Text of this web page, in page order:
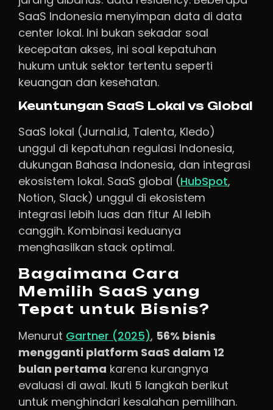
SaaS Indonesia menyimpan data di data
center lokal. Ini bukan sekadar soal
kecepatan akses, ini soal kepatuhan
hukum untuk sektor tertentu seperti
keuangan dan kesehatan.
Keuntungan SaaS Lokal vs Global
SaaS lokal (Jurnal.id, Talenta, Kledo)
unggul di kepatuhan regulasi Indonesia,
dukungan Bahasa Indonesia, dan integrasi
ekosistem lokal. SaaS global (HubSpot,
Notion, Slack) unggul di ekosistem
integrasi lebih luas dan fitur AI lebih
canggih. Kombinasi keduanya
menghasilkan stack optimal.
Bagaimana Cara
Memilih SaaS yang
Tepat untuk Bisnis?
Menurut Gartner (2025), 56% bisnis
mengganti platform SaaS dalam 12
bulan pertama karena kurangnya
evaluasi di awal. Ikuti 5 langkah berikut
untuk menghindari kesalahan pemilihan.